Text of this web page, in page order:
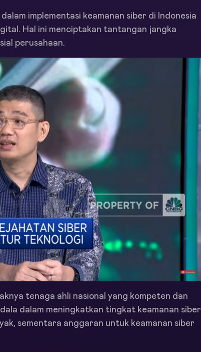
implementasi keamanan siber di Indonesia
Hal ini menciptakan tantangan jangka
perusahaan.
tenaga ahli nasional yang kompeten dan
dalam meningkatkan tingkat keamanan siber
sementara anggaran untuk keamanan siber